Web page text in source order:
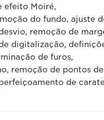
efeito Moiré,
do fundo, ajuste
remoção de
digitalização,
de furos,
remoção de pontos
de